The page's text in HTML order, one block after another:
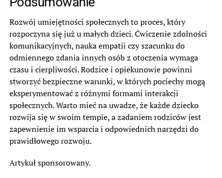
Rozwój umiejętności społecznych to proces, który
rozpoczyna się już u małych dzieci. Ćwiczenie zdolności
komunikacyjnych, nauka empatii czy szacunku do
odmiennego zdania innych osób z otoczenia wymaga
czasu i cierpliwości. Rodzice i opiekunowie powinni
stworzyć bezpieczne warunki, w których pociechy mogą
eksperymentować z różnymi formami interakcji
społecznych. Warto mieć na uwadze, że każde dziecko
rozwija się w swoim tempie, a zadaniem rodziców jest
zapewnienie im wsparcia i odpowiednich narzędzi do
prawidłowego rozwoju.
Artykuł sponsorowany.